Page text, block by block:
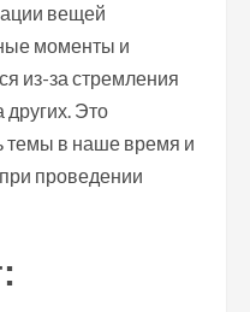
вещей
моменты и
из-за стремления
других. Это
темы в наше время и
проведении